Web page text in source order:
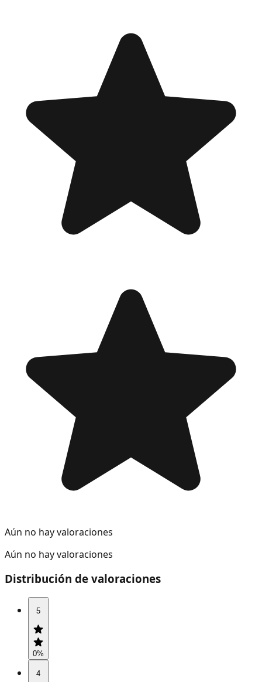
Aún no hay valoraciones
Aún no hay valoraciones
Distribución de valoraciones
5
0%
4